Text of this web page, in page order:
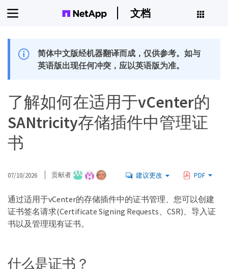
文档
简体中文版经机器翻译而成，仅供参考。如与
英语版出现任何冲突，应以英语版为准。
了解如何在适用于vCenter的
SANtricity存储插件中管理证
书
07/10/2026 贡献者 建议更改 PDF
通过适用于vCenter的存储插件中的证书管理、您可以创建
证书签名请求(Certificate Signing Requests、CSR)、导入证
书以及管理现有证书。
什么是证书？